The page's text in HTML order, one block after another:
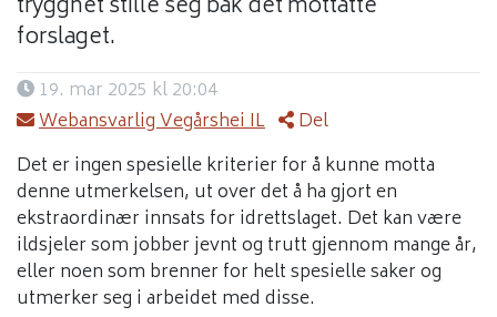
trygghet stille seg bak det mottatte
forslaget.
19. mar 2025 kl 20:04
Webansvarlig Vegårshei IL
Del
Det er ingen spesielle kriterier for å kunne motta
denne utmerkelsen, ut over det å ha gjort en
ekstraordinær innsats for idrettslaget. Det kan være
ildsjeler som jobber jevnt og trutt gjennom mange år,
eller noen som brenner for helt spesielle saker og
utmerker seg i arbeidet med disse.